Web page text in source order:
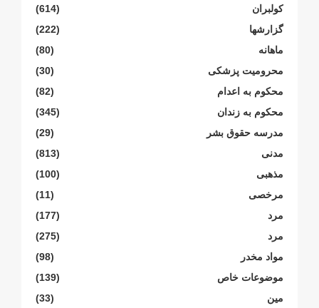
کولبران
(614)
گزارشها
(222)
ماهانە
(80)
محرومیت پزشکی
(30)
محکوم بە اعدام
(82)
محکوم بە زندان
(345)
مدرسە حقوق بشر
(29)
مدنی
(813)
مذهبی
(100)
مرخصی
(11)
مرد
(177)
مرد
(275)
مواد مخدر
(98)
موضوعات خاص
(139)
مین
(33)